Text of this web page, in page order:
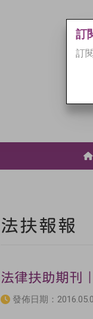
訂
訂
法扶報報
法律扶助期刊
發佈日期：